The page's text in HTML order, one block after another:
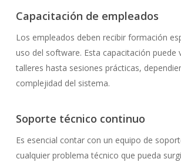
Capacitación de empleados
Los empleados deben recibir formación
uso del software. Esta capacitación puede
talleres hasta sesiones prácticas,
complejidad del sistema.
Soporte técnico continuo
Es esencial contar con un equipo de
cualquier problema técnico que pueda